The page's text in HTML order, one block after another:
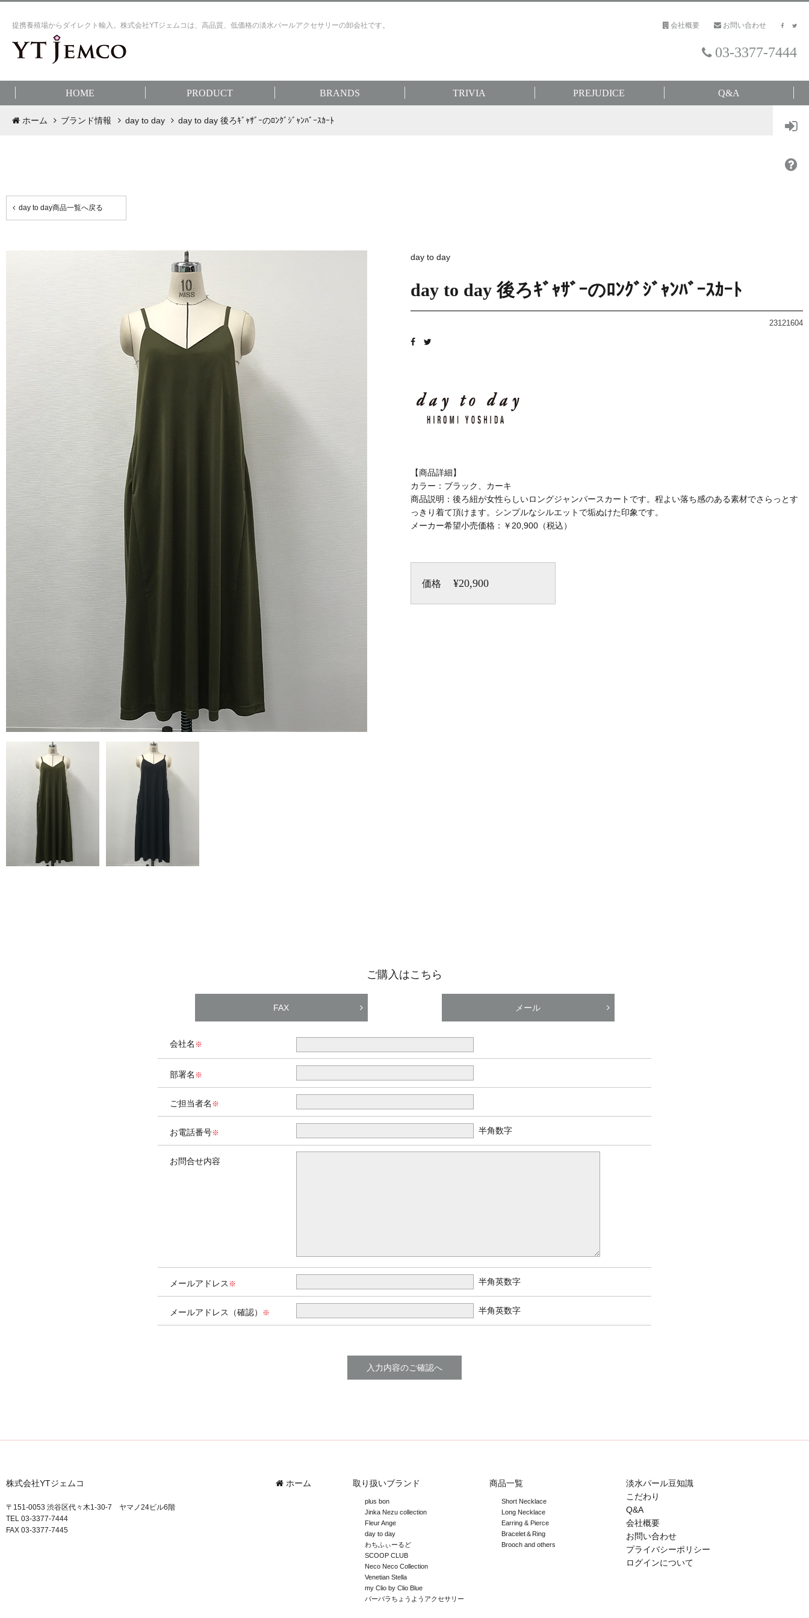
提携養殖場からダイレクト輸入。株式会社YTジェムコは、高品質、低価格の淡水パールアクセサリーの卸会社です。 会社概要 お問い合わせ
03-3377-7444
HOME PRODUCT BRANDS TRIVIA PREJUDICE Q&A
ホーム ブランド情報 day to day day to day 後ろｷﾞｬｻﾞｰのﾛﾝｸﾞｼﾞｬﾝﾊﾞｰｽｶｰﾄ
day to day商品一覧へ戻る
day to day
day to day 後ろｷﾞｬｻﾞｰのﾛﾝｸﾞｼﾞｬﾝﾊﾞｰｽｶｰﾄ
23121604
【商品詳細】
カラー：ブラック、カーキ
商品説明：後ろ紐が女性らしいロングジャンパースカートです。程よい落ち感のある素材でさらっとす
っきり着て頂けます。シンプルなシルエットで垢ぬけた印象です。
メーカー希望小売価格：￥20,900（税込）
価格 ¥20,900
ご購入はこちら
FAX メール
会社名
部署名
ご担当者名
お電話番号 半角数字
お問合せ内容
メールアドレス 半角英数字
メールアドレス（確認） 半角英数字
株式会社YTジェムコ
〒151-0053 渋谷区代々木1-30-7 ヤマノ24ビル6階
TEL 03-3377-7444
FAX 03-3377-7445
ホーム 取り扱いブランド
plus bon
Jinka Nezu collection
Fleur Ange
day to day
わちふぃーるど
SCOOP CLUB
Neco Neco Collection
Venetian Stella
my Clio by Clio Blue
バーバラちょうようアクセサリー
商品一覧
Short Necklace
Long Necklace
Earring & Pierce
Bracelet＆Ring
Brooch and others
淡水パール豆知識
こだわり
Q&A
会社概要
お問い合わせ
プライバシーポリシー
ログインについて